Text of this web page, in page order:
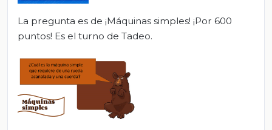
La pregunta es de ¡Máquinas simples! ¡Por 600
puntos! Es el turno de Tadeo.